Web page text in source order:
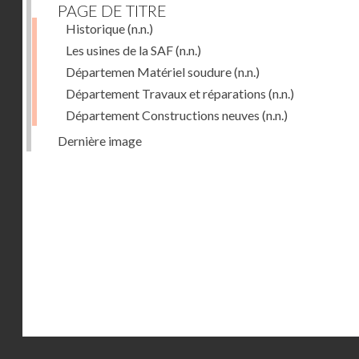
PAGE DE TITRE
Historique(n.n.)
Les usines de la SAF(n.n.)
Départemen Matériel soudure(n.n.)
Département Travaux et réparations (n.n.)
Département Constructions neuves (n.n.)
Dernière image